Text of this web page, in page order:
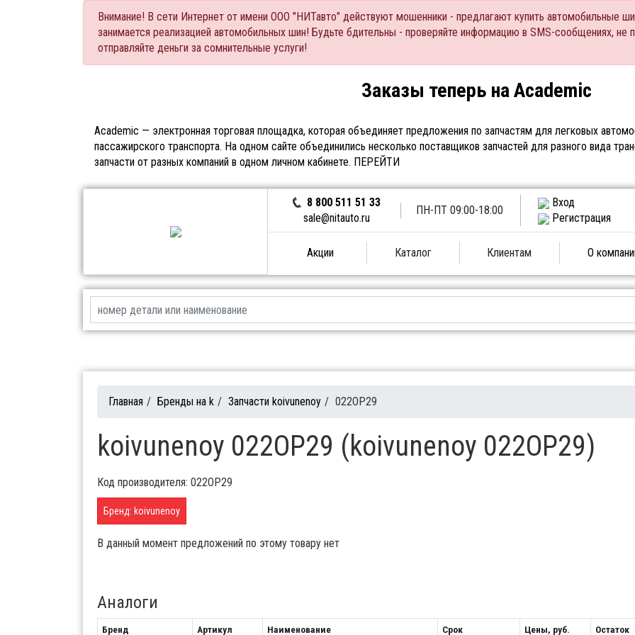
Внимание! В сети Интернет от имени ООО "НИТавто" действуют мошенники - предлагают купить автомобильные
занимается реализацией автомобильных шин! Будьте бдительны - проверяйте информацию в SMS-сообщениях,
отправляйте деньги за сомнительные услуги!
Заказы теперь на Academic
Academic — электронная торговая площадка, которая объединяет предложения по запчастям для легковых
пассажирского транспорта. На одном сайте объединились несколько поставщиков запчастей для разного вида
запчасти от разных компаний в одном личном кабинете. ПЕРЕЙТИ
8 800 511 51 33
sale@nitauto.ru
ПН-ПТ 09:00-18:00
Вход
Регистрация
Акции Каталог Клиентам О
Главная / Бренды на k / Запчасти koivunenoy / 022OP29
koivunenoy 022OP29 (koivunenoy 022OP29)
Код производителя: 022OP29
Бренд: koivunenoy
В данный момент предложений по этому товару нет
Аналоги
Бренд Артикул Наименование Срок Цены, руб. Остаток